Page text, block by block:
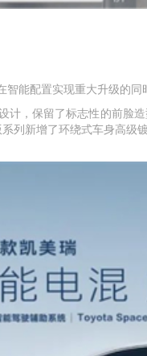
能配置实现重大升级的
，保留了标志性的前脸
列新增了环绕式车身高级